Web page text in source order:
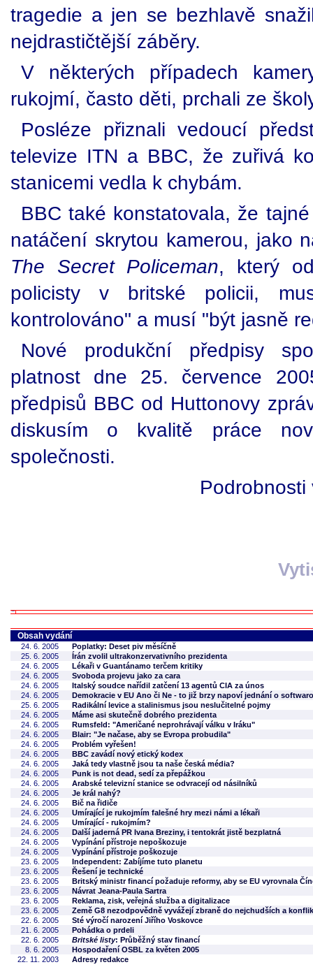
tragedie a jen se bezhlavě
nejdrastičtější záběry.
V některých případech
rukojmí, často děti, prchali ze
Posléze přiznali vedoucí
televize ITN a BBC, že zuřivá
stanicemi vedla k chybám.
BBC také konstatovala, že
natáčení skrytou kamerou, jako
The Secret Policeman, který
policisty v britské policii,
kontrolováno" a musí "být jasně
Nové produkční předpisy
platnost dne 25. července
předpisů BBC od Huttonovy
diskusím o kvalitě práce
společnosti.
Obsah vydání
24. 6. 2005
Poplatky: Deset piv měsíčně
25. 6. 2005
Írán zvolil ultrakonzervativního prezidenta
24. 6. 2005
Lékaři v Guantánamo terčem kritiky
24. 6. 2005
Svoboda projevu jako za cara
24. 6. 2005
Italský soudce nařídil zatčení 13 agentů CIA za únos
24. 6. 2005
Demokracie v EU Ano či Ne - to již brzy napoví jednání o
25. 6. 2005
Radikální levice a stalinismus jsou neslučitelné pojmy
24. 6. 2005
Máme asi skutečně dobrého prezidenta
24. 6. 2005
Rumsfeld: "Američané neprohrávají válku v Iráku"
24. 6. 2005
Blair: "Je načase, aby se Evropa probudila"
24. 6. 2005
Problém vyřešen!
24. 6. 2005
BBC zavádí nový etický kodex
24. 6. 2005
Jaká tedy vlastně jsou ta naše česká média?
24. 6. 2005
Punk is not dead, sedí za přepážkou
24. 6. 2005
Arabské televizní stanice se odvracejí od násilníků
24. 6. 2005
Je král nahý?
24. 6. 2005
Bič na řidiče
24. 6. 2005
Umírající je rukojmím falešné hry mezi námi a lékaři
24. 6. 2005
Umírající - rukojmím?
24. 6. 2005
Další jaderná PR Ivana Breziny, i tentokrát jistě bezplatná
24. 6. 2005
Vypínání přístroje nepoškozuje
24. 6. 2005
Vypínání přístroje poškozuje
23. 6. 2005
Independent: Zabíjíme tuto planetu
23. 6. 2005
Řešení je technické
23. 6. 2005
Britský ministr financí požaduje reformy, aby se EU vyrovnala
23. 6. 2005
Návrat Jeana-Paula Sartra
23. 6. 2005
Reklama, zisk, veřejná služba a digitalizace
23. 6. 2005
Země G8 nezodpovědně vyvážejí zbraně do nejchudších a
22. 6. 2005
Sté výročí narození Jiřího Voskovce
21. 6. 2005
Pohádka o prdeli
22. 6. 2005
Britské listy: Průběžný stav financí
8. 6. 2005
Hospodaření OSBL za květen 2005
22. 11. 2003
Adresy redakce